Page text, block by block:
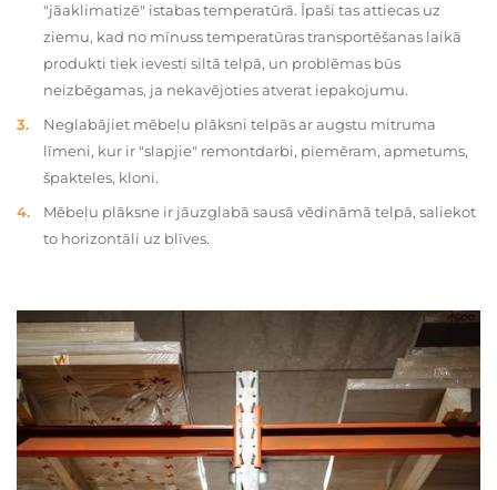
"jāaklimatizē" istabas temperatūrā. Īpaši tas attiecas uz
ziemu, kad no mīnuss temperatūras transportēšanas laikā
produkti tiek ievesti siltā telpā, un problēmas būs
neizbēgamas, ja nekavējoties atverat iepakojumu.
Neglabājiet mēbeļu plāksni telpās ar augstu mitruma
līmeni, kur ir "slapjie" remontdarbi, piemēram, apmetums,
špakteles, kloni.
Mēbeļu plāksne ir jāuzglabā sausā vēdināmā telpā, saliekot
to horizontāli uz blīves.